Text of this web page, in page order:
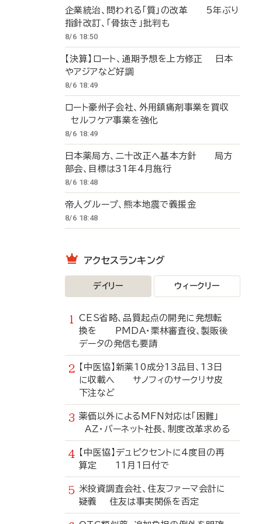
企業統治、問われる「質」の改革 5年ぶり
指針改訂、「骨抜き」批判も
8/6 18:50
【決算】ロート、通期予想を上方修正 日本
やアジアなど好調
8/6 18:49
ロート豪州子会社、外用鎮痛剤事業を買収
セルフケア事業を強化
8/6 18:49
日本薬局方、二十改正へ基本方針 局方
部会、目標は31年4月施行
8/6 18:48
帝人グループ、熊本地震で義援金
8/6 18:48
アクセスランキング
デイリー ウィークリー
CES省略、品質起点の開発に発想転
換を PMDA・栗林審査役、製販後
データの発信も要請
【中医協】新薬10成分13品目、13日
に収載へ サノフィのサークリサ皮
下注など
薬価以外によるMFN対応は「困難」
AZ・バーネット社長、制度改革求める
【中医協】デュピクセントに4度目の再
算定 11月1日付で
米投資調査会社、住友ファーマ会計に
疑義 住友は事実関係を否定